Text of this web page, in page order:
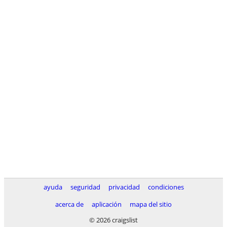
ayuda seguridad privacidad
condiciones
acerca de
aplicación
mapa del sitio
© 2026 craigslist